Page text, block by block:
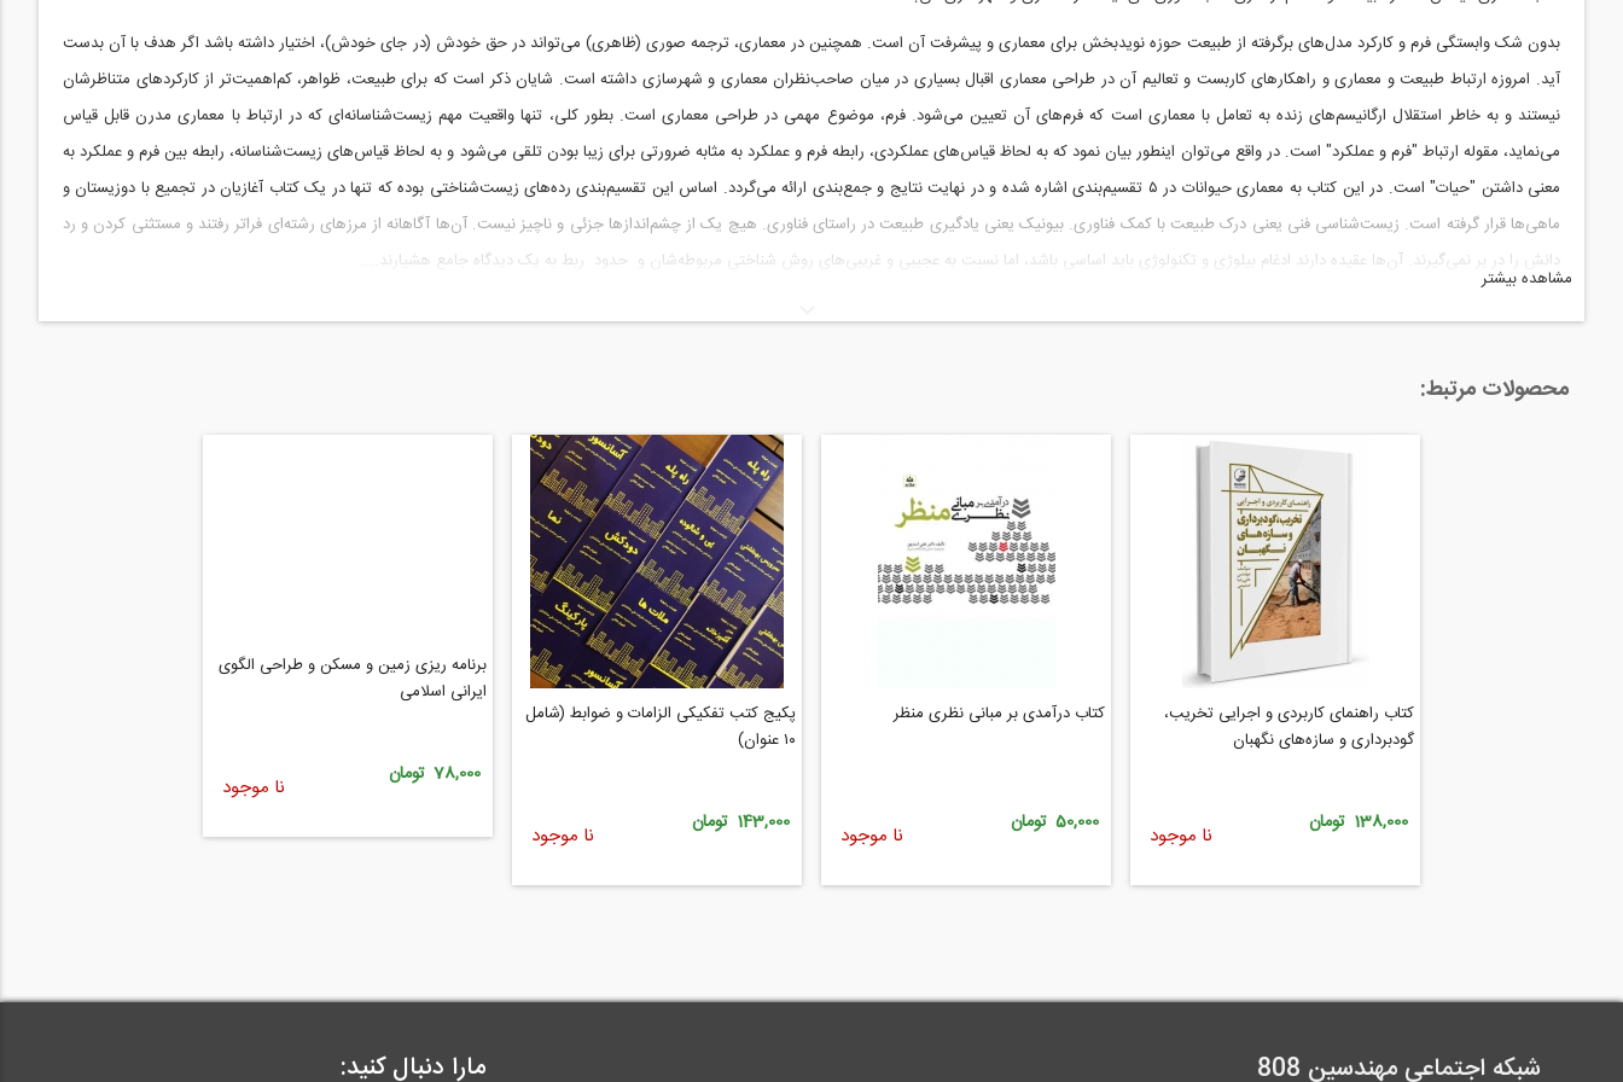
معماری بندپایان و مورچه‌ها
معماری پستانداران
معماری پرندگان
معماری پروانه و زنبور
بدون شک وابستگی فرم و کارکرد مدل‌های برگرفته از طبیعت حوزه نوید‌بخش برای معماری و پیشرفت آن است. همچنین در معماری، ترجمه صوری (ظاهری) می‌تواند در حق خودش (در جای خودش)، اختیار داشته باشد اگر هدف با آن بدست
آید. امروزه ارتباط طبیعت و معماری و راهکارهای کاربست و تعالیم آن در طراحی معماری اقبال بسیاری در میان صاحب‌نظران معماری و شهرسازی داشته است. شایان ذکر است که برای طبیعت، ظواهر، کم‌اهمیت‌تر از کارکردهای متناظرشان
نیستند و به خاطر استقلال ارگانیسم‌های زنده به تعامل با معماری است که فرم‌های آن تعیین می‌شود. فرم، موضوع مهمی در طراحی معماری است. بطور کلی، تنها واقعیت مهم زیست‌شناسانه‌ای که در ارتباط با معماری مدرن قابل قیاس
می‌نماید، مقوله ارتباط "فرم و عملکرد" است. در واقع می‌توان اینطور بیان نمود که به لحاظ قیاس‌های عملکردی، رابطه فرم و عملکرد به مثابه ضرورتی برای زیبا بودن تلقی می‌شود و به لحاظ قیاس‌های زیست‌شناسانه، رابطه بین فرم و عملکرد به
معنی داشتن "حیات" است. در این کتاب به معماری حیوانات در ۵ تقسیم‌بندی اشاره شده و در نهایت نتایج و جمع‌بندی ارائه می‌گردد. اساس این تقسیم‌بندی رده‌های زیست‌شناختی بوده که تنها در یک کتاب آغازیان در تجمیع با دوزیستان و
ماهی‌ها قرار گرفته است. زیست‌شناسی فنی یعنی درک طبیعت با کمک فناوری. بیونیک یعنی یادگیری طبیعت در راستای فناوری. هیچ یک از چشم‌اندازها جزئی و ناچیز نیست. آن‌ها آگاهانه از مرزهای رشته‌ای فراتر رفتند و مستثنی کردن و رد
دانش را در بر نمی‌گیرند. آن‌ها عقیده دارند ادغام بیلوژی و تکنولوژی باید اساسی باشد، اما نسبت به عجیبی و غریبی‌های روش شناختی مربوطه‌شان و حدود ربط به یک دیدگاه جامع هشیارند....
فهرست مطالب مورد بحث در این کتاب
فصل اول: معماری بیونیک
فصل دوم: گیاهان
مشاهده بیشتر
محصولات مرتبط:
کتاب راهنمای کاربردی و اجرایی تخریب‌،
گودبرداری و سازه‌های نگهبان
138,000 تومان نا موجود
کتاب درآمدی بر مبانی نظری منظر
50,000 تومان نا موجود
پکیج کتب تفکیکی الزامات و ضوابط (شامل
۱۰ عنوان)
143,000 تومان نا موجود
برنامه ریزی زمین و مسکن و طراحی الگوی
ایرانی اسلامی
78,000 تومان نا موجود
شبکه اجتماعی مهندسین 808 مارا دنبال کنید: